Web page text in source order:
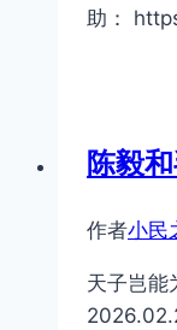
助：
陈毅
作者小民
天子岂能